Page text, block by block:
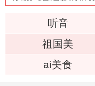
听音
祖国美
ai美食